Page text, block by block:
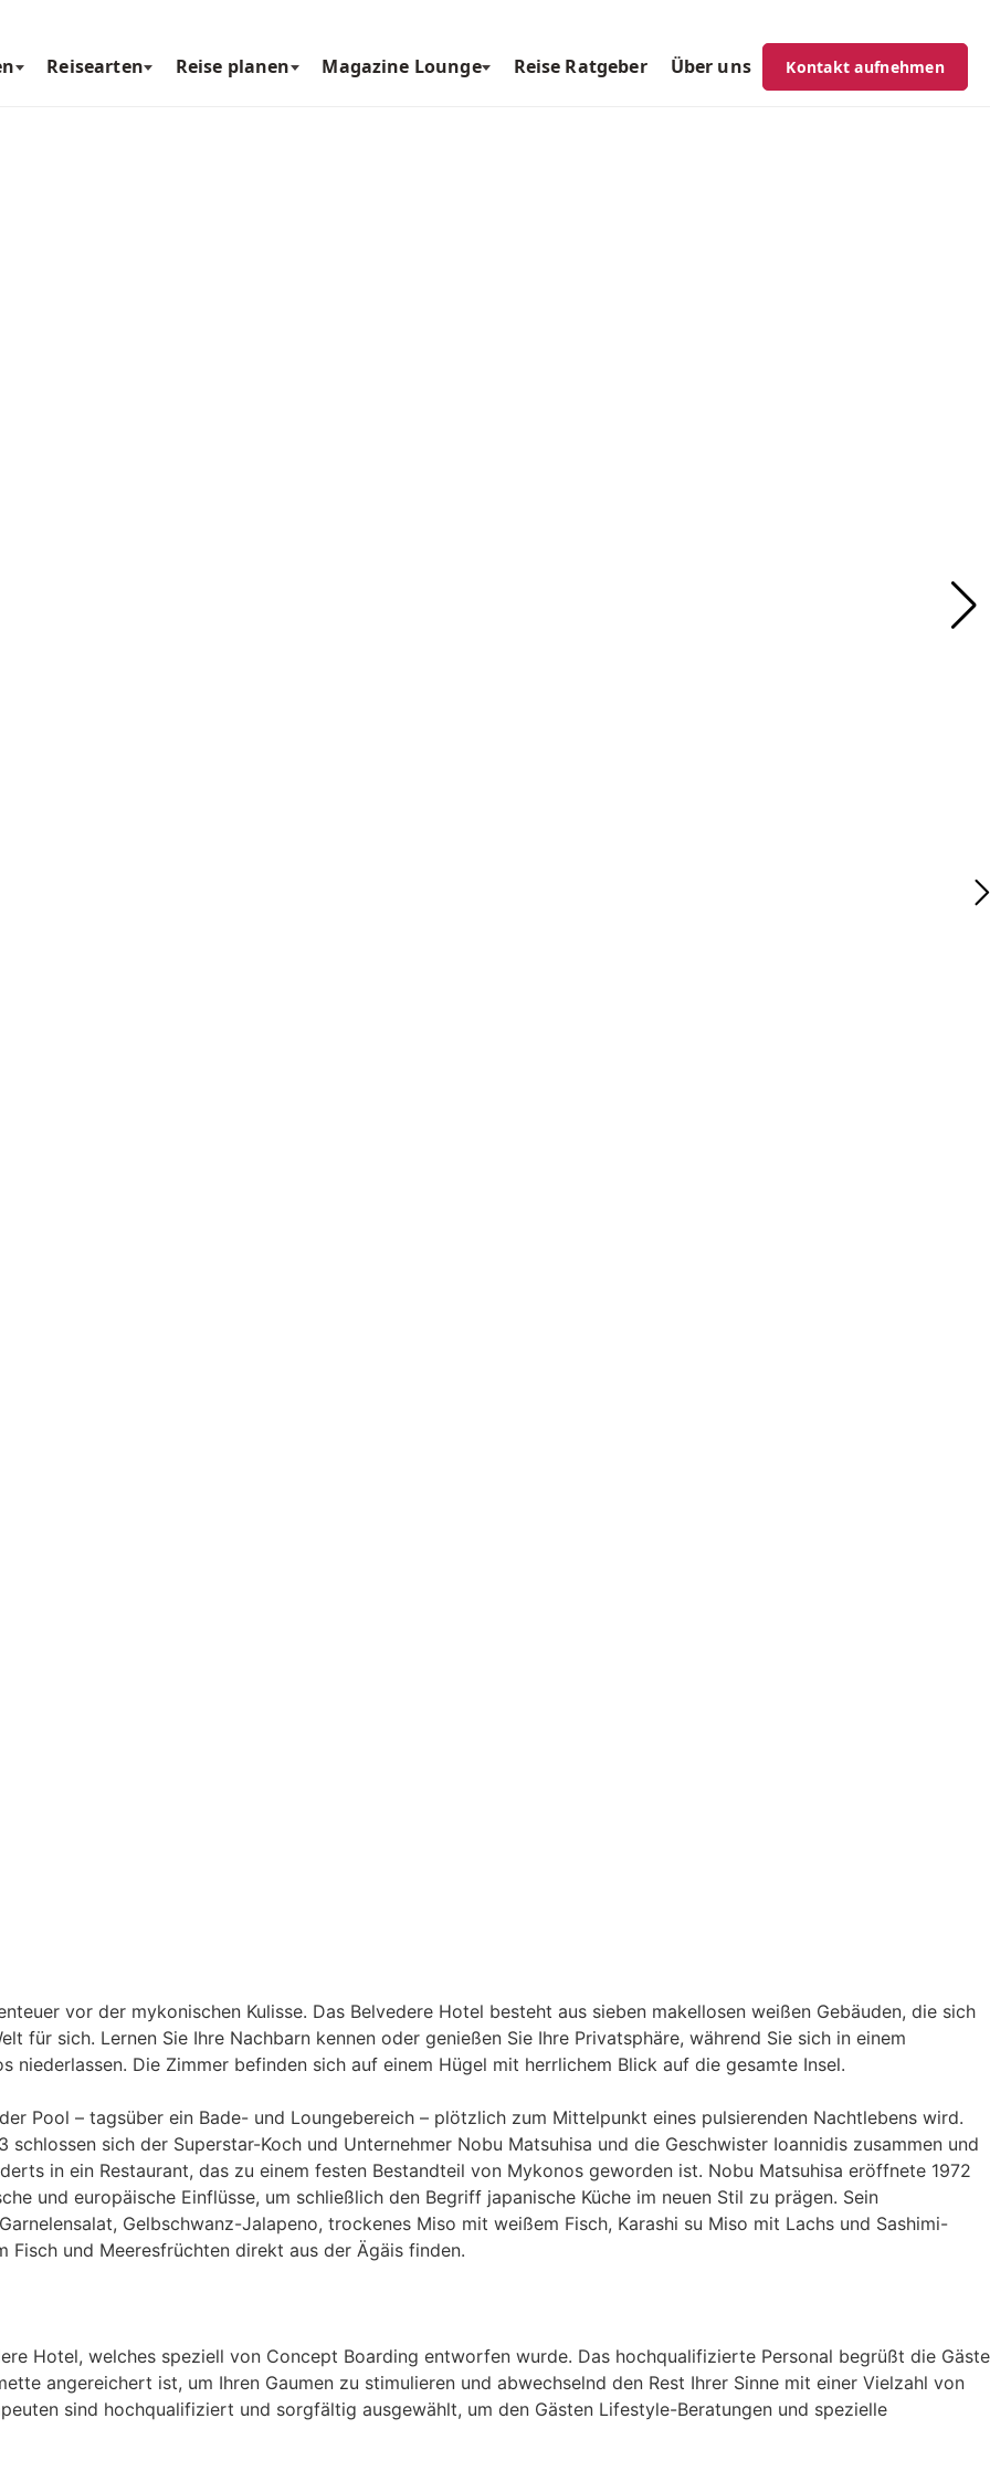
Reisearten Reise planen Magazine Lounge Reise Ratgeber Über uns Kontakt aufnehmen
vor der mykonischen Kulisse. Das Belvedere Hotel besteht aus sieben makellosen weißen Gebäuden, die sich
für sich. Lernen Sie Ihre Nachbarn kennen oder genießen Sie Ihre Privatsphäre, während Sie sich in einem
niederlassen. Die Zimmer befinden sich auf einem Hügel mit herrlichem Blick auf die gesamte Insel.
Pool – tagsüber ein Bade- und Loungebereich – plötzlich zum Mittelpunkt eines pulsierenden Nachtlebens wird.
sich der Superstar-Koch und Unternehmer Nobu Matsuhisa und die Geschwister Ioannidis zusammen und
in ein Restaurant, das zu einem festen Bestandteil von Mykonos geworden ist. Nobu Matsuhisa eröffnete 1972
und europäische Einflüsse, um schließlich den Begriff japanische Küche im neuen Stil zu prägen. Sein
Gelbschwanz-Jalapeno, trockenes Miso mit weißem Fisch, Karashi su Miso mit Lachs und Sashimi-
Fisch und Meeresfrüchten direkt aus der Ägäis finden.
Hotel, welches speziell von Concept Boarding entworfen wurde. Das hochqualifizierte Personal begrüßt die Gäste
angereichert ist, um Ihren Gaumen zu stimulieren und abwechselnd den Rest Ihrer Sinne mit einer Vielzahl von
sind hochqualifiziert und sorgfältig ausgewählt, um den Gästen Lifestyle-Beratungen und spezielle